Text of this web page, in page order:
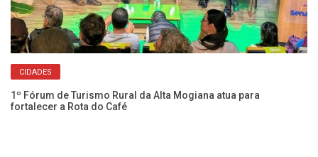
CIDADES
1º Fórum de Turismo Rural da Alta Mogiana atua para
fortalecer a Rota do Café